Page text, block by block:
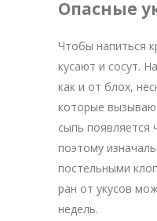
Опасные
Чтобы напиться
кусают и сосут.
как и от блох,
которые
сыпь появляется
поэтому
постельными
ран от укусов
недель.